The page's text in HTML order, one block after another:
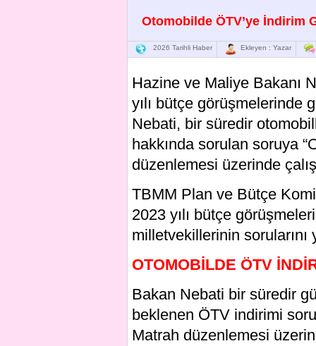
Otomobilde ÖTV’ye İndirim
2026 Tarihli Haber Ekleyen : Yazar
Hazine ve Maliye Bakanı
yılı bütçe görüşmelerinde
Nebati, bir süredir
hakkında sorulan soruya
düzenlemesi üzerinde
TBMM Plan ve Bütçe
2023 yılı bütçe
milletvekillerinin sorularını
OTOMOBİLDE ÖTV
Bakan Nebati bir süredir
beklenen ÖTV indirimi
Matrah düzenlemesi